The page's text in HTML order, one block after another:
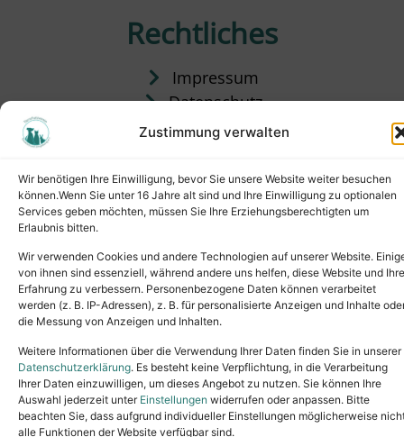
Zustimmung verwalten
Wir benötigen Ihre Einwilligung, bevor Sie unsere Website weiter besuchen
können.Wenn Sie unter 16 Jahre alt sind und Ihre Einwilligung zu optionalen
Services geben möchten, müssen Sie Ihre Erziehungsberechtigten um
Erlaubnis bitten.
Wir verwenden Cookies und andere Technologien auf unserer Website.
von ihnen sind essenziell, während andere uns helfen, diese Website und Ihre
Erfahrung zu verbessern. Personenbezogene Daten können verarbeitet
werden (z. B. IP-Adressen), z. B. für personalisierte Anzeigen und Inhalte
die Messung von Anzeigen und Inhalten.
Weitere Informationen über die Verwendung Ihrer Daten finden Sie in unserer
Datenschutzerklärung. Es besteht keine Verpflichtung, in die Verarbeitung
Ihrer Daten einzuwilligen, um dieses Angebot zu nutzen. Sie können Ihre
Auswahl jederzeit unter Einstellungen widerrufen oder anpassen. Bitte
beachten Sie, dass aufgrund individueller Einstellungen möglicherweise
alle Funktionen der Website verfügbar sind.
Rechtliches
Impressum
Datenschutz
Satzung
Copyright © 2024. All rights reserved.
Tel.: (02631) 55356buero@tierheim-neuwied.de
Ludwigshof 1, 56567 Neuwied